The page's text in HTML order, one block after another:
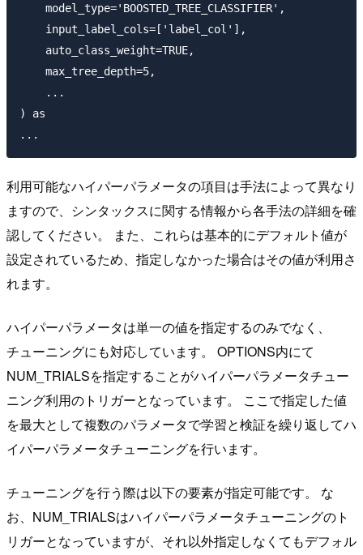
    model_type='BOOSTED_TREE_CLASSIFIER',
    input_label_cols=['label_col'],
    auto_class_weight=TRUE,
    max_tree_depth=5,
    ...
) as
利用可能なハイパーパラメータの項目は手法によって異なり
ますので、シンタックスに関する情報から各手法の詳細を確
認してください。 また、これらは基本的にデフォルト値が
設定されているため、指定しなかった場合はその値が利用さ
れます。
ハイパーパラメータは単一の値を指定するのみでなく、
チューニングにも対応しています。 OPTIONS内にて
NUM_TRIALSを指定することがハイパーパラメータチュー
ニング利用のトリガーとなっています。 ここで指定した値
を最大として複数のパラメータで学習と検証を繰り返してハ
イパーパラメータチューニングを行います。
チューニングを行う際は以下の要素が指定可能です。 な
お、NUM_TRIALSはハイパーパラメータチューニングのト
リガーとなっていますが、それ以外指定しなくてもデフォル